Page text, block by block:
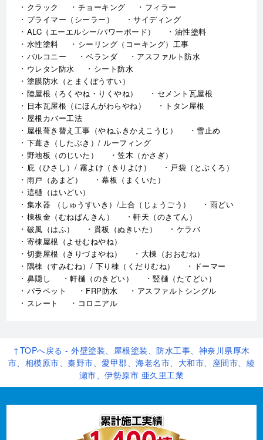
クラック チョーキング
フィラー
プライマー（シーラー）
サイディング
ALC（エーエルシー/パワーボード）
油性塗料
水性塗料
シーリング（コーキング）工事
バルコニー
ベランダ
アスファルト防水
ウレタン防水
シート防水
塗膜防水（とまくぼうすい）
陸屋根（ろくやね・りくやね）
セメント瓦屋根
日本瓦屋根（にほんがわらやね）
トタン屋根
屋根カバー工法
屋根葺き替え工事（やねふきかえこうじ）
雪止め
下葺き（したぶき）/ ルーフィング
野地板（のじいた）
笠木（かさぎ）
庇（ひさし）/ 霧よけ（きりよけ）
戸袋（とぶくろ）
雨戸（あまど）
幕板（まくいた）
這樋（はいどい）
集水器 （しゅうすいき）/上合（じょうごう）
雨どい
棟板金（むねばんきん）
軒天（のきてん）
破風（はふ）
貫板（ぬきいた）
ケラバ
寄棟屋根（よせむねやね）
切妻屋根（きりづまやね）
大棟（おおむね）
隅棟（すみむね）/ 下り棟（くだりむね）
ドーマー
鼻隠し
軒樋（のきどい）
竪樋（たてどい）
パラペット
FRP防水
アスファルトシングル
スレート
コロニアル
↑TOPへ戻る - 外壁塗装、屋根塗装、防水工事、神奈川県厚木
市、相模原市、秦野市、愛甲郡、海老名市、大和市、座間市、綾
瀬市、伊勢原市 亜久里工業